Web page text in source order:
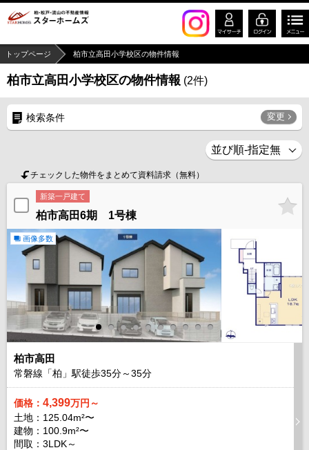
トップページ 柏市立高田小学校区の物件情報
柏市立高田小学校区の物件情報 (2件)
検索条件 変更
チェックした物件をまとめて資料請求（無料）
新築一戸建て
柏市高田6期 1号棟
画像多数
柏市高田
常磐線「柏」駅徒歩35分～35分
価格： 4,399万円～
土地：125.04m²〜
建物：100.9m²〜
間取：3LDK～